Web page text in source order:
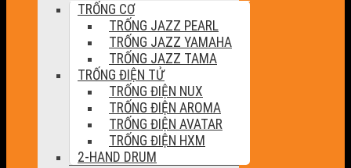
TRỐNG CƠ
TRỐNG JAZZ PEARL
TRỐNG JAZZ YAMAHA
TRỐNG JAZZ TAMA
TRỐNG ĐIỆN TỬ
TRỐNG ĐIỆN NUX
TRỐNG ĐIỆN AROMA
TRỐNG ĐIỆN AVATAR
TRỐNG ĐIỆN HXM
2-HAND DRUM